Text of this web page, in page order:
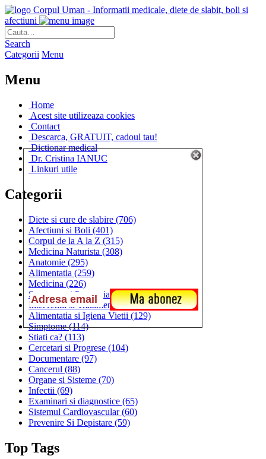
Corpul Uman - Informatii medicale, diete de slabit, boli si
afectiuni
Search
Categorii Menu
Menu
Home
Acest site utilizeaza cookies
Contact
Descarca, GRATUIT, cadoul tau!
Dictionar medical
Dr. Cristina IANUC
Linkuri utile
Categorii
Diete si cure de slabire (706)
Afectiuni si Boli (401)
Corpul de la A la Z (315)
Medicina Naturista (308)
Anatomie (295)
Alimentatia (259)
Medicina (226)
Sanatatea si Preventia(170)
Interventii si Tratamente(167)
Alimentatia si Igiena Vietii (129)
Simptome(114)
Stiati ca? (113)
Cercetari si Progrese (104)
Documentare (97)
Cancerul (88)
Organe si Sisteme (70)
Infectii (69)
Examinari si diagnostice (65)
Sistemul Cardiovascular(60)
Prevenire Si Depistare (59)
Top Tags